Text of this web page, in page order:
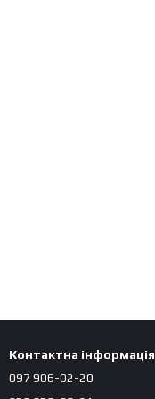
Контактна інформація
097 906-02-20